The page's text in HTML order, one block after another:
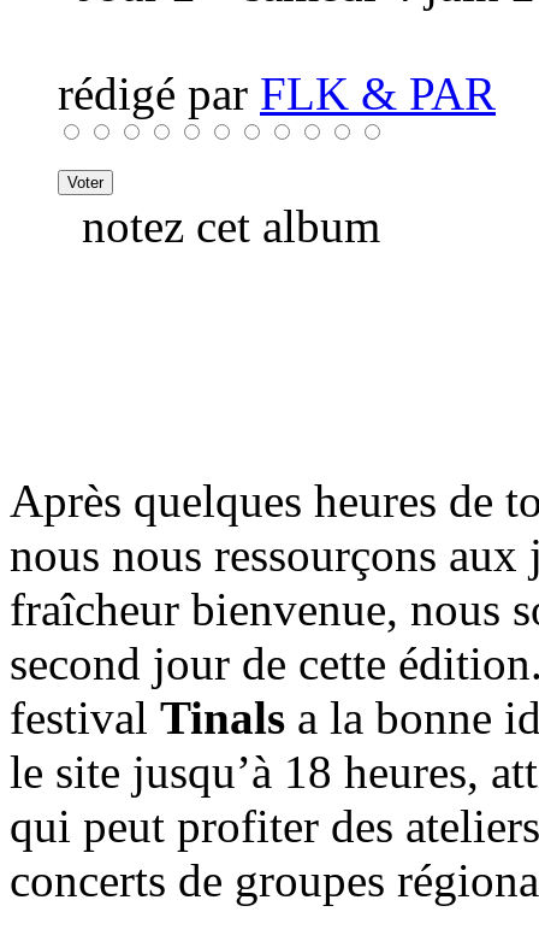
rédigé par FLK & PAR
notez cet album
Après quelques heures de
nous nous ressourçons
fraîcheur bienvenue, nous
second jour de cette
festival Tinals a la bonne
le site jusqu’à 18 heures,
qui peut profiter des
concerts de groupes